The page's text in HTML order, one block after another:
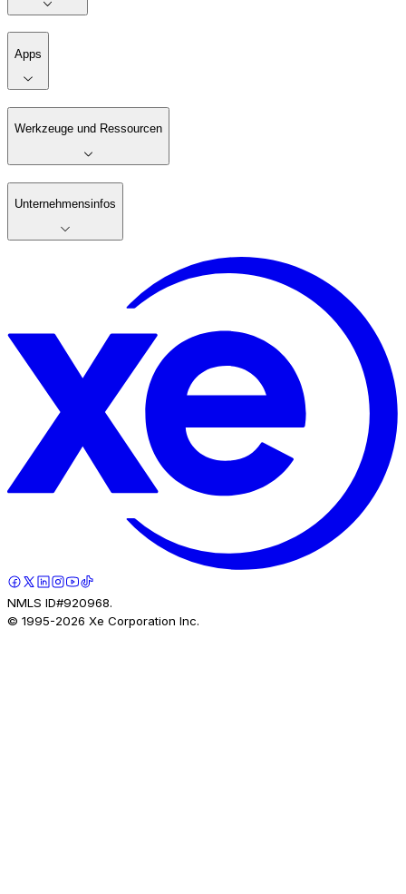
Apps
Werkzeuge und Ressourcen
Unternehmensinfos
NMLS ID#920968.
© 1995-2026 Xe Corporation Inc.